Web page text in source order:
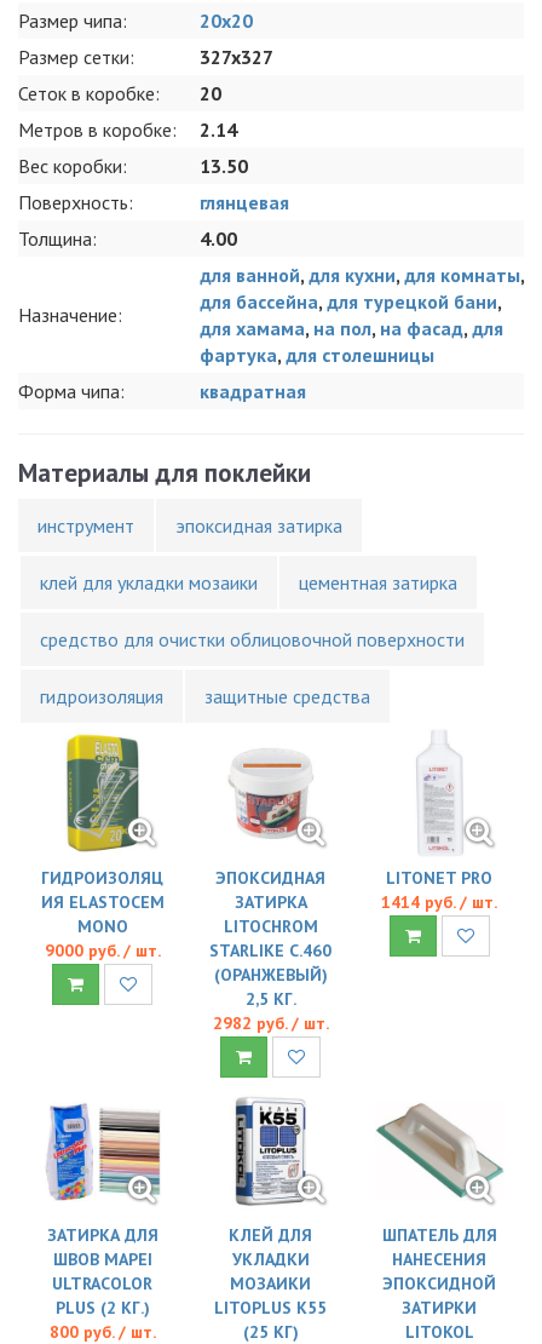
Размер чипа:
20x20
Размер сетки:
327x327
Сеток в коробке:
20
Метров в коробке:
2.14
Вес коробки:
13.50
Поверхность:
глянцевая
Толщина:
4.00
Назначение:
для ванной, для кухни, для комнаты,
для бассейна, для турецкой бани,
для хамама, на пол, на фасад, для
фартука, для столешницы
Форма чипа:
квадратная
Материалы для поклейки
инструмент эпоксидная затирка
клей для укладки мозаики цементная затирка
средство для очистки облицовочной поверхности
гидроизоляция защитные средства
ГИДРОИЗОЛЯЦ
ИЯ ELASTOCEM
MONO
9000 руб. / шт.
ЭПОКСИДНАЯ
ЗАТИРКА
LITOCHROM
STARLIKE C.460
(ОРАНЖЕВЫЙ)
2,5 КГ.
2982 руб. / шт.
LITONET PRO
1414 руб. / шт.
ЗАТИРКА ДЛЯ
ШВОВ MAPEI
ULTRACOLOR
PLUS (2 КГ.)
800 руб. / шт.
КЛЕЙ ДЛЯ
УКЛАДКИ
МОЗАИКИ
LITOPLUS K55
(25 КГ)
ШПАТЕЛЬ ДЛЯ
НАНЕСЕНИЯ
ЭПОКСИДНОЙ
ЗАТИРКИ
LITOKOL